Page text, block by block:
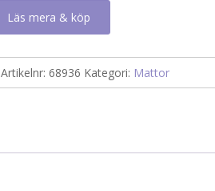
Läs mera & köp
Artikelnr:68936 Kategori: Mattor